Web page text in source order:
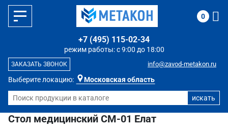
Выберите локацию: Московская область
режим работы: с 9:00 до 18:00
+7 (495) 115-02-34
info@zavod-metakon.ru
ЗАКАЗАТЬ ЗВОНОК
0
Стол медицинский СМ-01 Елат